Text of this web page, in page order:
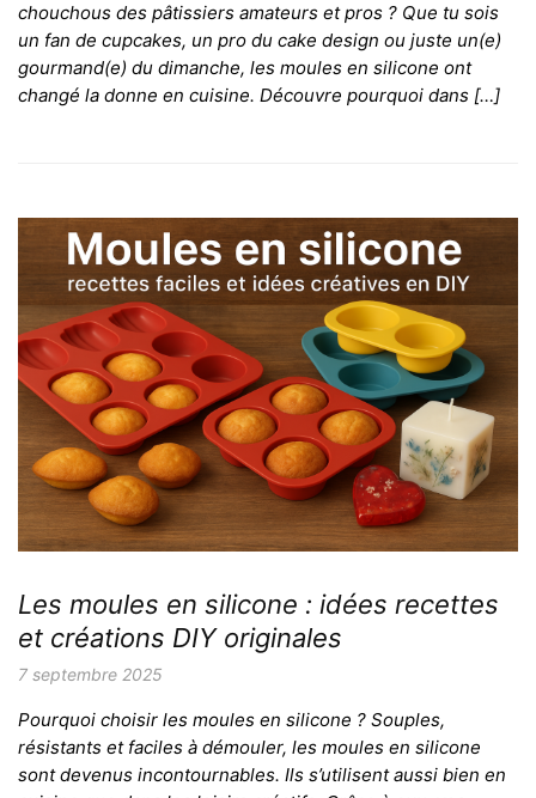
chouchous des pâtissiers amateurs et pros ? Que tu sois
un fan de cupcakes, un pro du cake design ou juste un(e)
gourmand(e) du dimanche, les moules en silicone ont
changé la donne en cuisine. Découvre pourquoi dans […]
Les moules en silicone : idées recettes
et créations DIY originales
7 septembre 2025
Pourquoi choisir les moules en silicone ? Souples,
résistants et faciles à démouler, les moules en silicone
sont devenus incontournables. Ils s’utilisent aussi bien en